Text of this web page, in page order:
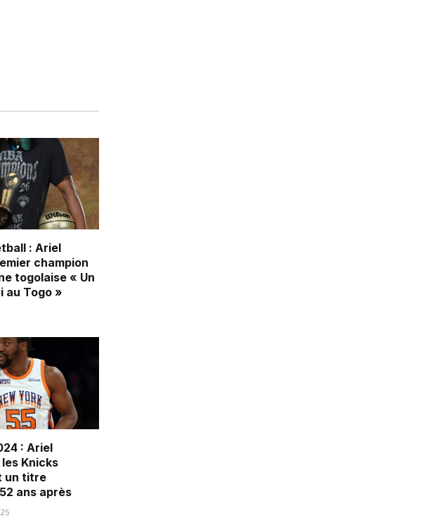
: Ariel
champion
togolaise « Un
au Togo »
: Ariel
Knicks
un titre
ans après